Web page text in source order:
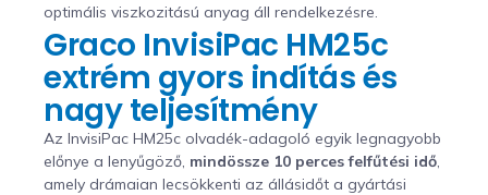
optimális viszkozitású anyag áll rendelkezésre.
Graco InvisiPac HM25c
extrém gyors indítás és
nagy teljesítmény
Az InvisiPac HM25c olvadék-adagoló egyik legnagyobb
előnye a lenyűgöző, mindössze 10 perces felfűtési idő
amely drámaian lecsökkenti az állásidőt a gyártási